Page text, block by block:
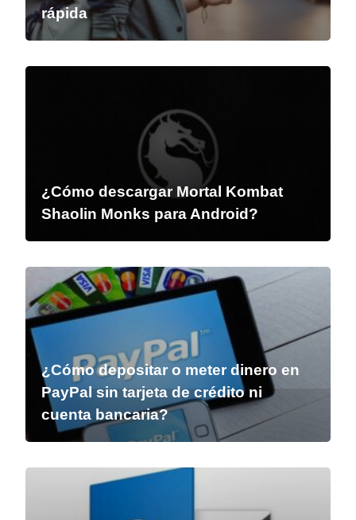
rápida
¿Cómo descargar Mortal Kombat
Shaolin Monks para Android?
¿Cómo depositar o meter dinero en
PayPal sin tarjeta de crédito ni
cuenta bancaria?